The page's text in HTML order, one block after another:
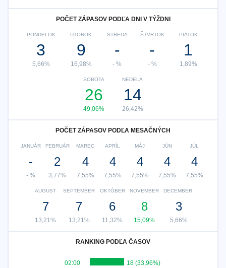
POČET ZÁPASOV PODĽA DNI V TÝŽDNI
PONDELOK
3
5,66%
UTOROK
9
16,98%
STREDA
-
- %
ŠTVRTOK
-
- %
PIATOK
1
1,89%
SOBOTA
26
49,06%
NEDEĽA
14
26,42%
POČET ZÁPASOV PODĽA MESAČNÝCH
JANUÁR
-
- %
FEBRUÁR
2
3,77%
MAREC
4
7,55%
APRÍL
4
7,55%
MÁJ
4
7,55%
JÚN
4
7,55%
JÚL
4
7,55%
AUGUST
7
13,21%
SEPTEMBER
7
13,21%
OKTÓBER
6
11,32%
NOVEMBER
8
15,09%
DECEMBER.
3
5,66%
RANKING PODĽA ČASOV
02:00
18 (33,96%)